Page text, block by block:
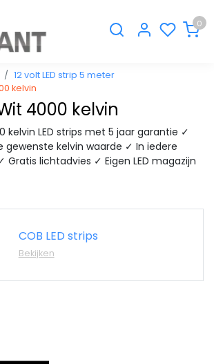
0
12 volt LED strip 5 meter
kelvin
4000 kelvin
kelvin LED strips met 5 jaar garantie ✓
gewenste kelvin waarde ✓ In iedere
lichtadvies ✓ Eigen LED magazijn
COB LED strips
Bekijken